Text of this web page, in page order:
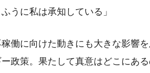
うに私は承知している」
働に向けた動きにも大きな影響
政策。果たして真意はどこにあ